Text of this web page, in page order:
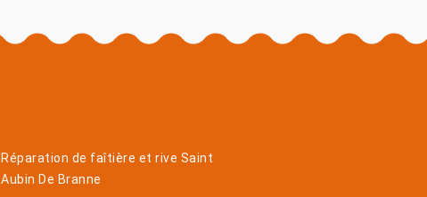
Réparation de faîtière et rive Saint
Aubin De Branne